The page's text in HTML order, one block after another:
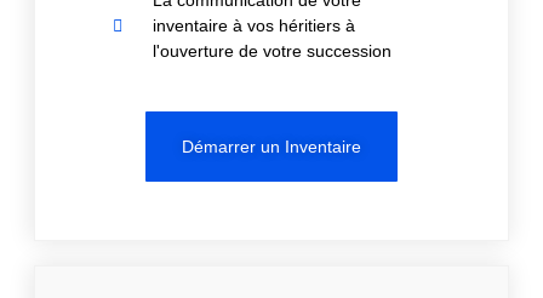
inventaire à vos héritiers à
l'ouverture de votre succession
Démarrer un Inventaire